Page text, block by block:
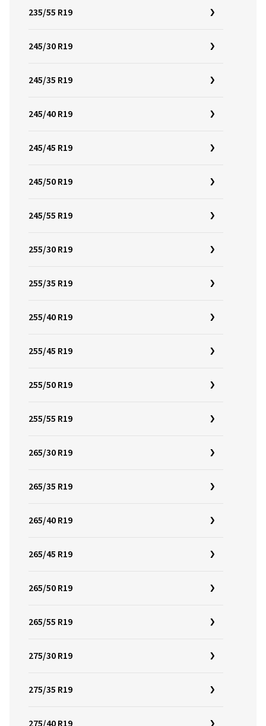
235/55 R19
245/30 R19
245/35 R19
245/40 R19
245/45 R19
245/50 R19
245/55 R19
255/30 R19
255/35 R19
255/40 R19
255/45 R19
255/50 R19
255/55 R19
265/30 R19
265/35 R19
265/40 R19
265/45 R19
265/50 R19
265/55 R19
275/30 R19
275/35 R19